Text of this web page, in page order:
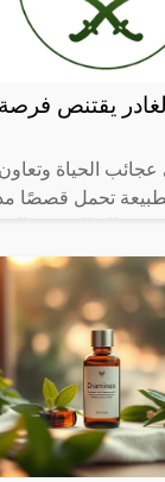
يقتنص
الحياة وتعاون
تحمل قصصًا
الأبوية، تشعرنا